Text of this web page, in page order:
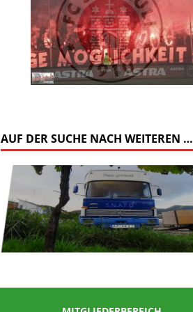
AUF DER SUCHE NACH WEITEREN …